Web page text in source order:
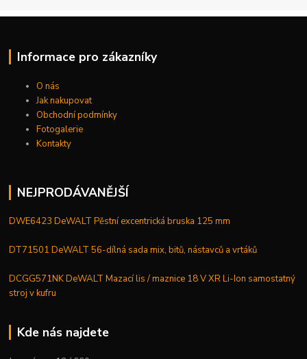
Informace pro zákazníky
O nás
Jak nakupovat
Obchodní podmínky
Fotogalerie
Kontakty
NEJPRODÁVANĚJŠÍ
DWE6423 DeWALT Pěstní excentrická bruska 125 mm
DT71501 DeWALT 56-dílná sada mix, bitů, nástavců a vrtáků
DCGG571NK DeWALT Mazací lis / maznice 18 V XR Li-Ion samostatný
stroj v kufru
Kde nás najdete